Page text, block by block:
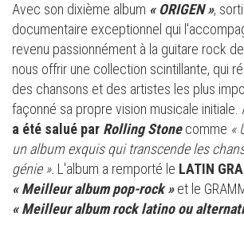
Avec son dixième album « ORIGEN »,
documentaire exceptionnel qui
revenu passionnément à la guitare rock
nous offrir une collection scintillante, qui
des chansons et des artistes les plus
façonné sa propre vision musicale initiale.
a été salué par Rolling Stonecomme «
un album exquis qui transcende les
génie ». L'album a remporté le LATIN
« Meilleur album pop-rock »et le
« Meilleur album rock latino ou